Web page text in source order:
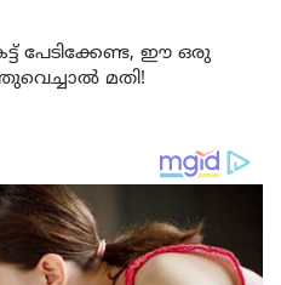
പേടിക്കേണ്ട, ഈ ഒരു
മതി!